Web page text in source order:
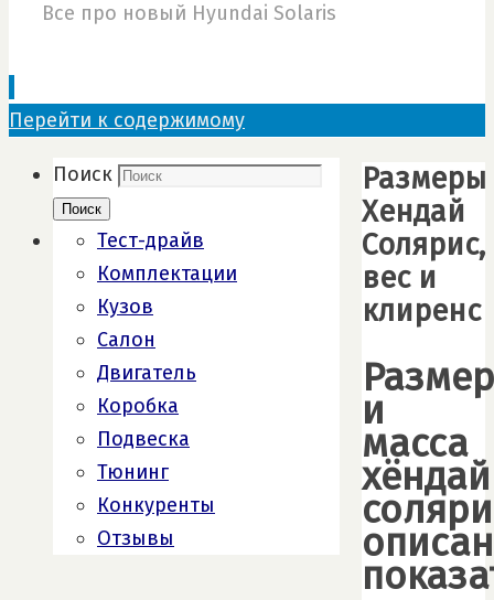
Все про новый Hyundai Solaris
Перейти к содержимому
Размеры
Хендай
Солярис,
вес и
клиренс
и
масса
хёндай
Поиск
Поиск
Тест-драйв
Комплектации
Кузов
Салон
Двигатель
Коробка
Подвеска
Тюнинг
Конкуренты
Отзывы